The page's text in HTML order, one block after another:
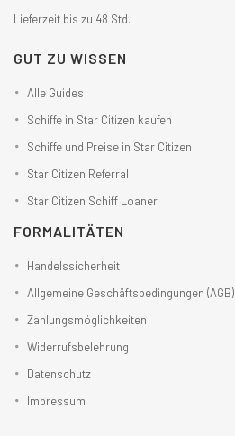
Lieferzeit bis zu 48 Std.
GUT ZU WISSEN
Alle Guides
Schiffe in Star Citizen kaufen
Schiffe und Preise in Star Citizen
Star Citizen Referral
Star Citizen Schiff Loaner
FORMALITÄTEN
Handelssicherheit
Allgemeine Geschäftsbedingungen (AGB)
Zahlungsmöglichkeiten
Widerrufsbelehrung
Datenschutz
Impressum